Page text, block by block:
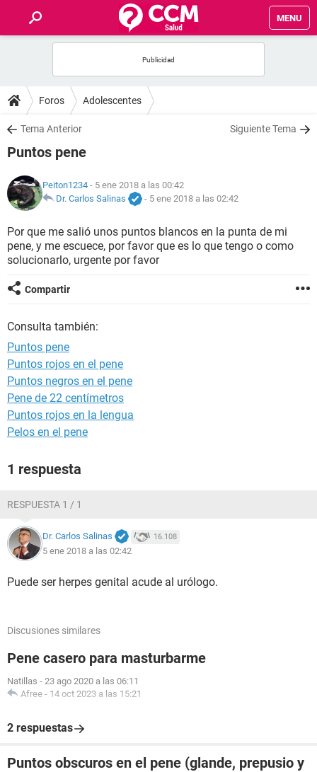
MENU
FOROS
SALUD
NUTRICIÓN
BIENESTAR
Foros Adolescentes
Tema Anterior Siguiente Tema
Puntos pene
Peiton1234 - 5 ene 2018 a las 00:42
Dr. Carlos Salinas
- 5 ene 2018 a las 02:42
Por que me salió unos puntos blancos en la punta de mi
pene, y me escuece, por favor que es lo que tengo o como
solucionarlo, urgente por favor
Compartir
Consulta también:
Puntos pene
Puntos rojos en el pene
Puntos negros en el pene
Pene de 22 centímetros
Puntos rojos en la lengua
Pelos en el pene
1 respuesta
RESPUESTA 1 / 1
Dr. Carlos Salinas 16.108
5 ene 2018 a las 02:42
Puede ser herpes genital acude al urólogo.
Discusiones similares
Pene casero para masturbarme
Natillas - 23 ago 2020 a las 06:11
Afree - 14 oct 2023 a las 15:21
2 respuestas
Puntos obscuros en el pene (glande, prepusio y